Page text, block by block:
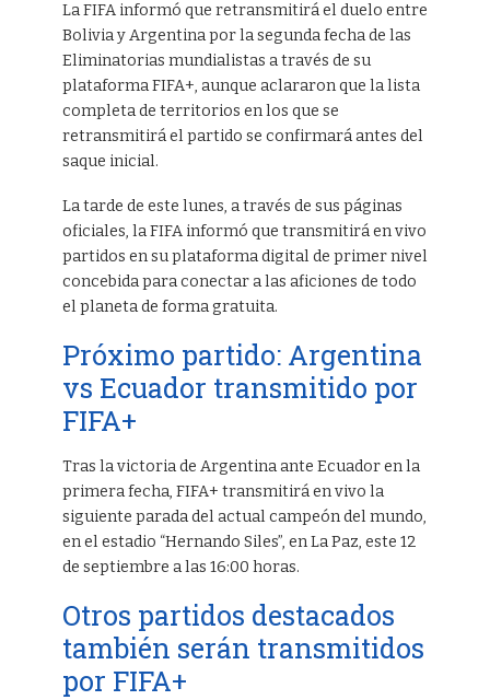
La FIFA informó que retransmitirá el duelo entre
Bolivia y Argentina por la segunda fecha de las
Eliminatorias mundialistas a través de su
plataforma FIFA+, aunque aclararon que la lista
completa de territorios en los que se
retransmitirá el partido se confirmará antes del
saque inicial.
La tarde de este lunes, a través de sus páginas
oficiales, la FIFA informó que transmitirá en vivo
partidos en su plataforma digital de primer nivel
concebida para conectar a las aficiones de todo
el planeta de forma gratuita.
Próximo partido: Argentina
vs Ecuador transmitido por
FIFA+
Tras la victoria de Argentina ante Ecuador en la
primera fecha, FIFA+ transmitirá en vivo la
siguiente parada del actual campeón del mundo,
en el estadio “Hernando Siles”, en La Paz, este 12
de septiembre a las 16:00 horas.
Otros partidos destacados
también serán transmitidos
por FIFA+